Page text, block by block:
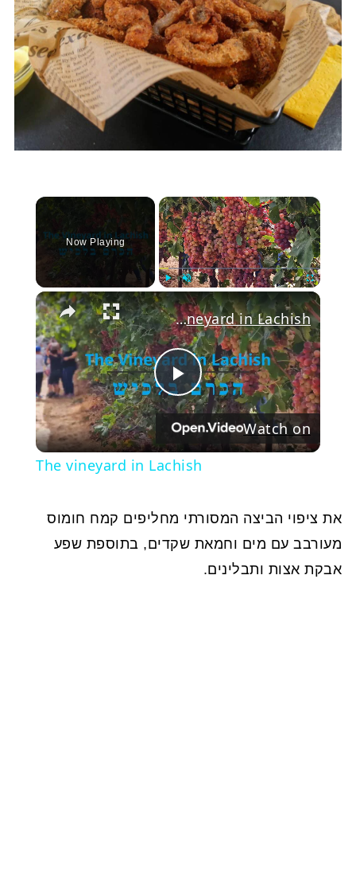
×
Play Unmute
Now Playing
Play
Video
The vineyard in Lachish
Watch on
The vineyard in Lachish
את ציפוי הביצה המסורתי מחליפים קמח חומוס
מעורבב עם מים וחמאת שקדים, בתוספת שפע
אבקת אצות ותבלינים.